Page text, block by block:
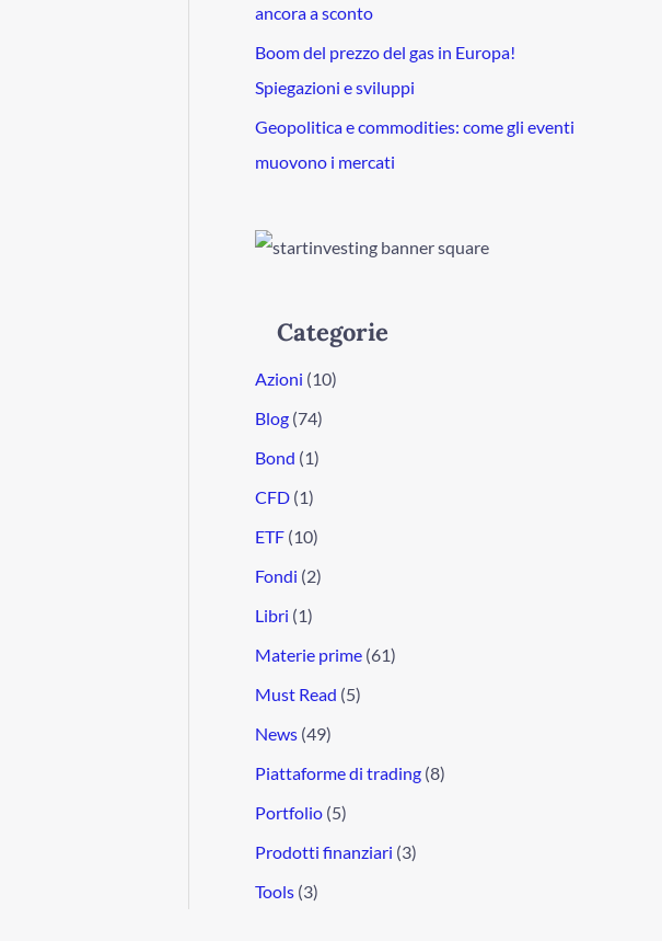
ancora a sconto
Boom del prezzo del gas in Europa!
Spiegazioni e sviluppi
Geopolitica e commodities: come gli eventi
muovono i mercati
Categorie
Azioni (10)
Blog (74)
Bond (1)
CFD (1)
ETF (10)
Fondi (2)
Libri (1)
Materie prime (61)
Must Read (5)
News (49)
Piattaforme di trading (8)
Portfolio (5)
Prodotti finanziari (3)
Tools (3)